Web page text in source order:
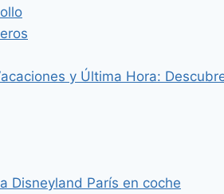
y Última Hora:
Disneyland París en coche